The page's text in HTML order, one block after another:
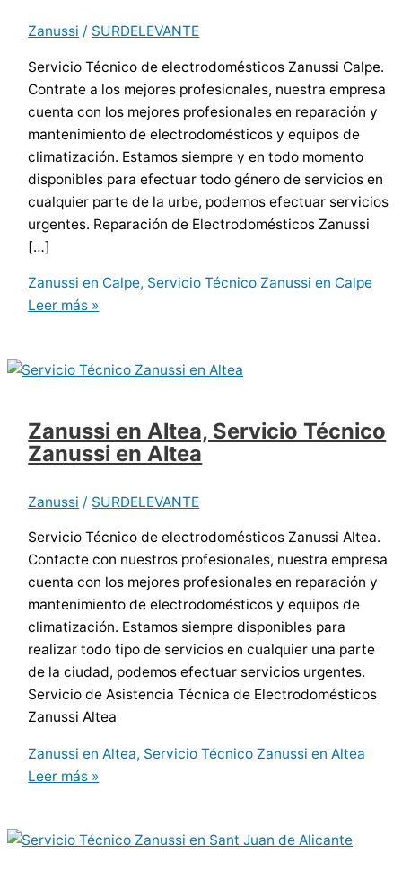
Zanussi / SURDELEVANTE
Servicio Técnico de electrodomésticos Zanussi Calpe.
Contrate a los mejores profesionales, nuestra empresa
cuenta con los mejores profesionales en reparación y
mantenimiento de electrodomésticos y equipos de
climatización. Estamos siempre y en todo momento
disponibles para efectuar todo género de servicios en
cualquier parte de la urbe, podemos efectuar servicios
urgentes. Reparación de Electrodomésticos Zanussi
[…]
Zanussi en Calpe, Servicio Técnico Zanussi en Calpe
Leer más »
Zanussi en Altea, Servicio Técnico
Zanussi en Altea
Zanussi / SURDELEVANTE
Servicio Técnico de electrodomésticos Zanussi Altea.
Contacte con nuestros profesionales, nuestra empresa
cuenta con los mejores profesionales en reparación y
mantenimiento de electrodomésticos y equipos de
climatización. Estamos siempre disponibles para
realizar todo tipo de servicios en cualquier una parte
de la ciudad, podemos efectuar servicios urgentes.
Servicio de Asistencia Técnica de Electrodomésticos
Zanussi Altea
Zanussi en Altea, Servicio Técnico Zanussi en Altea
Leer más »